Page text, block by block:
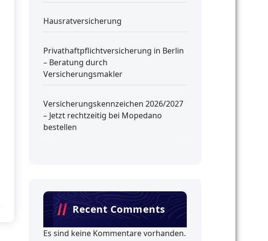
Hausratversicherung
Privathaftpflichtversicherung in Berlin
– Beratung durch
Versicherungsmakler
Versicherungskennzeichen 2026/2027
– Jetzt rechtzeitig bei Mopedano
bestellen
Recent Comments
Es sind keine Kommentare vorhanden.